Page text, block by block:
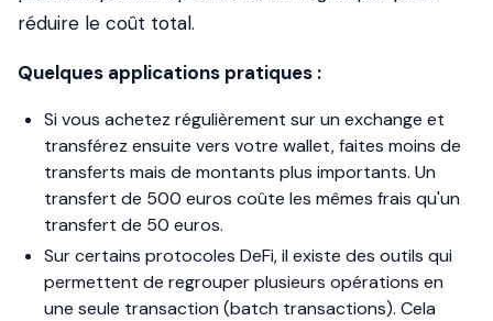
réduire le coût total.
Quelques applications pratiques :
Si vous achetez régulièrement sur un exchange et
transférez ensuite vers votre wallet, faites moins de
transferts mais de montants plus importants. Un
transfert de 500 euros coûte les mêmes frais qu'un
transfert de 50 euros.
Sur certains protocoles DeFi, il existe des outils qui
permettent de regrouper plusieurs opérations en
une seule transaction (batch transactions). Cela